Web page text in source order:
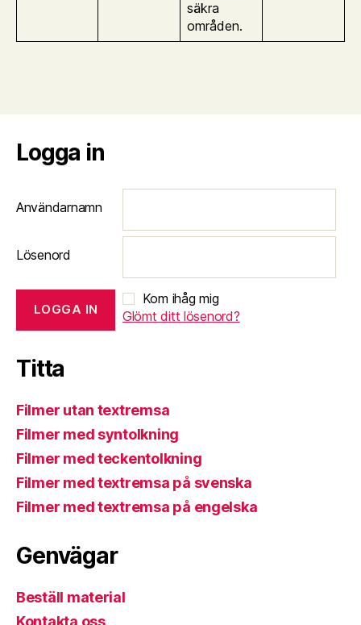
säkra
områden.
Logga in
Användarnamn
Lösenord
Kom ihåg mig
Glömt ditt lösenord?
Titta
Filmer utan textremsa
Filmer med syntolkning
Filmer med teckentolkning
Filmer med textremsa på svenska
Filmer med textremsa på engelska
Genvägar
Beställ material
Kontakta oss